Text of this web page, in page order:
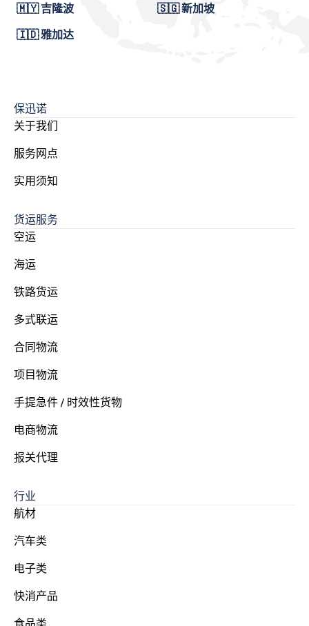
🇲🇾 吉隆波
🇸🇬 新加坡
🇮🇩 雅加达
保迅诺
关于我们
服务网点
实用须知
货运服务
空运
海运
铁路货运
多式联运
合同物流
项目物流
手提急件 / 时效性货物
电商物流
报关代理
行业
航材
汽车类
电子类
快消产品